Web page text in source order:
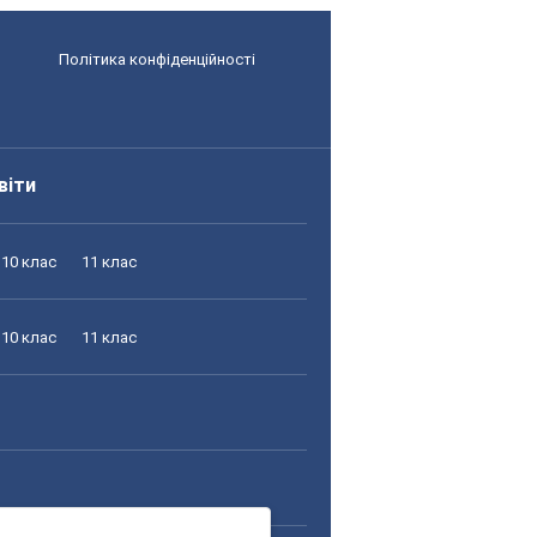
Політика конфіденційності
10 клас 11 клас
10 клас 11 клас